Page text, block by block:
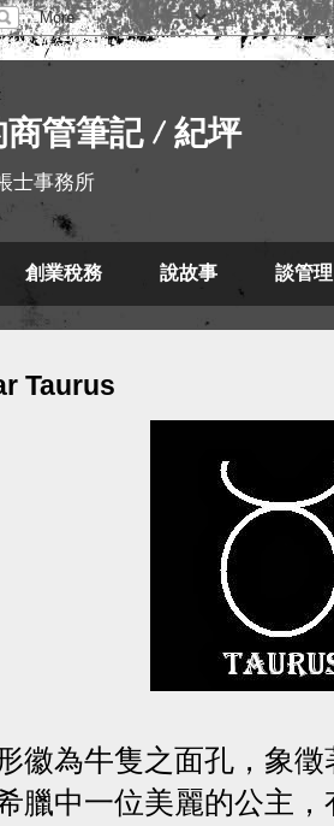
管筆記 / 紀坪
士事務所
創業稅務 說故事 談管理
Taurus
徽為牛隻之面孔，象
臘中一位美麗的公主